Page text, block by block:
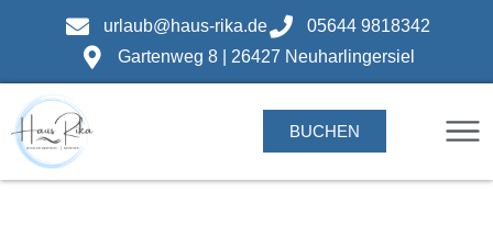
urlaub@haus-rika.de
05644 9818342
Gartenweg 8 | 26427 Neuharlingersiel
BUCHEN